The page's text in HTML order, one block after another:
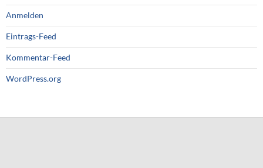
Anmelden
Eintrags-Feed
Kommentar-Feed
WordPress.org